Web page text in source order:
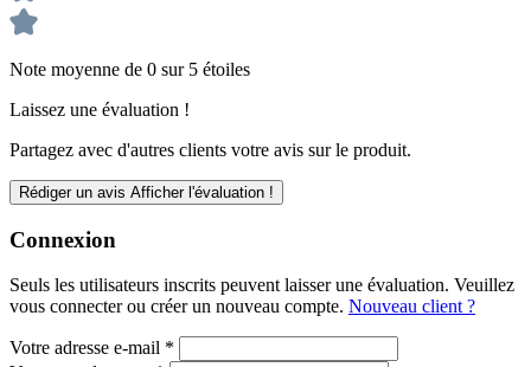
Note moyenne de 0 sur 5 étoiles
Laissez une évaluation !
Partagez avec d'autres clients votre avis sur le produit.
Rédiger un avis Afficher l'évaluation !
Connexion
Seuls les utilisateurs inscrits peuvent laisser une évaluation. Veuillez
vous connecter ou créer un nouveau compte. Nouveau client ?
Votre adresse e-mail *